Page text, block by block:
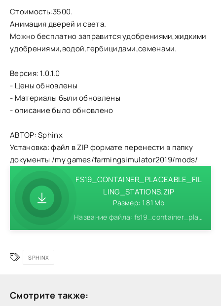
Стоимость:3500.
Анимация дверей и света.
Можно бесплатно заправится удобрениями,жидкими
удобрениями,водой,гербицидами,семенами.
Версия: 1.0.1.0
- Цены обновлены
- Материалы были обновлены
- описание было обновлено
АВТОР: Sphinx
Установка: файл в ZIP формате перенести в папку
документы /my games/farmingsimulator2019/mods/
FS19_CONTAINER_PLACEABLE_FIL
LING_STATIONS.ZIP
Размер: 1.81 Mb
Название файла: fs19_container_placeable_filling_stations.zip
SPHINX
Смотрите также: